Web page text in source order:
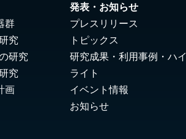
群
究
研究
究
画
発表・お知らせ
プレスリリース
トピックス
研究成果・利用事例・ハイ
ライト
イベント情報
お知らせ